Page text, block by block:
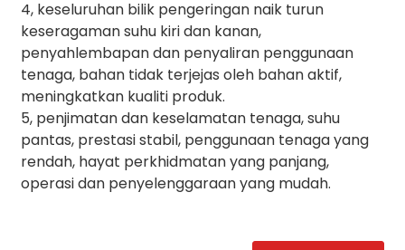
4, keseluruhan bilik pengeringan naik turun
keseragaman suhu kiri dan kanan,
penyahlembapan dan penyaliran penggunaan
tenaga, bahan tidak terjejas oleh bahan aktif,
meningkatkan kualiti produk.
5, penjimatan dan keselamatan tenaga, suhu
pantas, prestasi stabil, penggunaan tenaga yang
rendah, hayat perkhidmatan yang panjang,
operasi dan penyelenggaraan yang mudah.